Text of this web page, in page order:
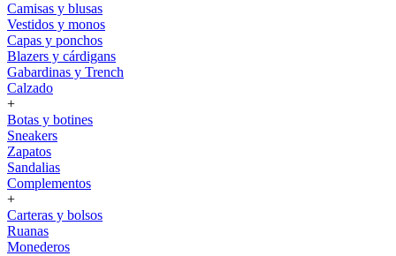
Camisas y blusas
Vestidos y monos
Capas y ponchos
Blazers y cárdigans
Gabardinas y Trench
Calzado
+
Botas y botines
Sneakers
Zapatos
Sandalias
Complementos
+
Carteras y bolsos
Ruanas
Monederos